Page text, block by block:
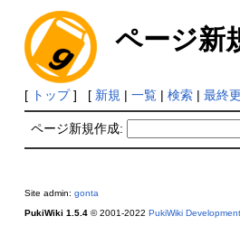
ページ新
[ トップ] [ 新規 | 一覧| 検索| 最終
ページ新規作成:
Site admin: gonta
PukiWiki 1.5.4© 2001-2022 PukiWiki